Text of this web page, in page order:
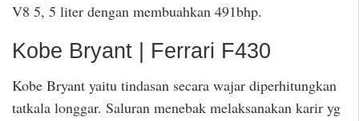
V8 5, 5 liter dengan membuahkan 491bhp.
Kobe Bryant | Ferrari F430
Kobe Bryant yaitu tindasan secara wajar diperhitungkan
tatkala longgar. Saluran menebak melaksanakan karir yg